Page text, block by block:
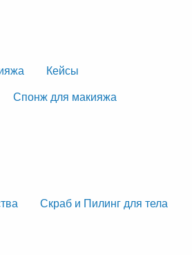
Кейсы
Спонж для макияжа
Скраб и Пилинг для тела